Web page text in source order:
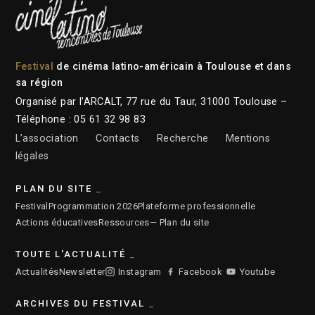
Festival
de cinéma latino-américain à Toulouse et dans
sa région
Organisé par l’ARCALT, 77 rue du Taur, 31000 Toulouse –
Téléphone : 05 61 32 98 83
L’association
Contacts Recherche
Mentions
légales
PLAN DU SITE
Festival Programmation 2026Plateforme professionnelle
Actions éducativesRessources— Plan du site
TOUTE L'ACTUALITÉ
ActualitésNewsletter Instagram Facebook Youtube
ARCHIVES DU FESTIVAL